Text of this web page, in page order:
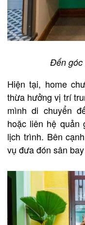
Đến góc
Hiện tại, home
thừa hưởng vị trí
mình di chuyển
hoặc liên hệ
lịch trình. Bên
vụ đưa đón sân